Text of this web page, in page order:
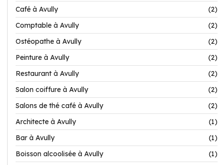
Café à Avully
(2)
Comptable à Avully
(2)
Ostéopathe à Avully
(2)
Peinture à Avully
(2)
Restaurant à Avully
(2)
Salon coiffure à Avully
(2)
Salons de thé café à Avully
(2)
Architecte à Avully
(1)
Bar à Avully
(1)
Boisson alcoolisée à Avully
(1)